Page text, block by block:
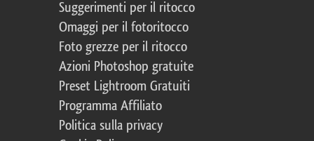
Suggerimenti per il ritocco
Omaggi per il fotoritocco
Foto grezze per il ritocco
Azioni Photoshop gratuite
Preset Lightroom Gratuiti
Programma Affiliato
Politica sulla privacy